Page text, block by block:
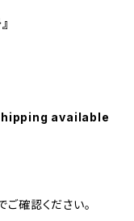
available
確認ください。